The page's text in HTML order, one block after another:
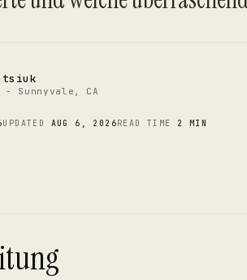
- Sunnyvale, CA
UPDATED AUG 6, 2026READ TIME 2 MIN